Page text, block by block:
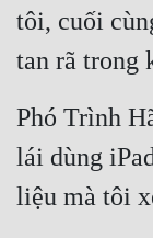
tôi, cuối
tan rã trong
Phó Trình
lái dùng
liệu mà tôi